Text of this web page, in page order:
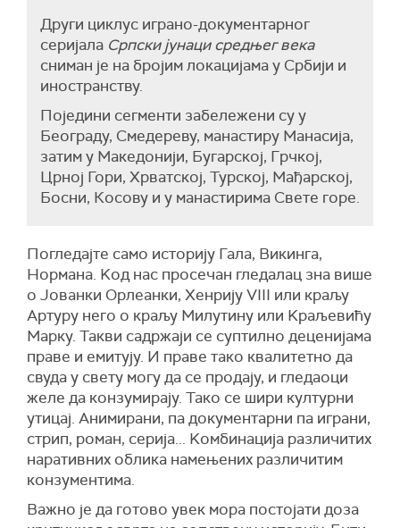
Други циклус играно-документарног
серијала Српски јунаци средњег века
сниман је на бројим локацијама у Србији и
иностранству.
Поједини сегменти забележени су у
Београду, Смедереву, манастиру Манасија,
затим у Македонији, Бугарској, Грчкој,
Црној Гори, Хрватској, Турској, Мађарској,
Босни, Косову и у манастирима Свете горе.
Погледајте само историју Гала, Викинга,
Нормана. Kод нас просечан гледалац зна више
о Јованки Орлеанки, Хенрију VIII или краљу
Артуру него о краљу Милутину или Kраљевићу
Марку. Такви садржаји се суптилно деценијама
праве и емитују. И праве тако квалитетно да
свуда у свету могу да се продају, и гледаоци
желе да конзумирају. Тако се шири културни
утицај. Анимирани, па документарни па играни,
стрип, роман, серија... Kомбинација различитих
наративних облика намењених различитим
конзументима.
Важно је да готово увек мора постојати доза